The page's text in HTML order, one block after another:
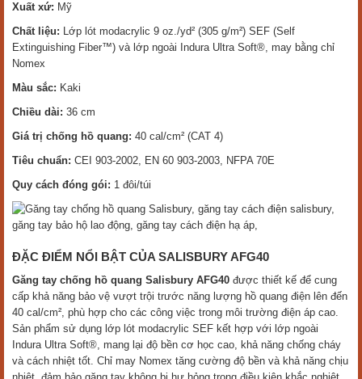
Xuất xứ: Mỹ
Chất liệu: Lớp lót modacrylic 9 oz./yd² (305 g/m²) SEF (Self
Extinguishing Fiber™) và lớp ngoài Indura Ultra Soft®, may bằng chỉ
Nomex
Màu sắc: Kaki
Chiều dài: 36 cm
Giá trị chống hồ quang: 40 cal/cm² (CAT 4)
Tiêu chuẩn: CEI 903-2002, EN 60 903-2003, NFPA 70E
Quy cách đóng gói: 1 đôi/túi
ĐẶC ĐIỂM NỔI BẬT CỦA SALISBURY AFG40
Găng tay chống hồ quang Salisbury AFG40 được thiết kế để cung
cấp khả năng bảo vệ vượt trội trước năng lượng hồ quang điện lên đến
40 cal/cm², phù hợp cho các công việc trong môi trường điện áp cao.
Sản phẩm sử dụng lớp lót modacrylic SEF kết hợp với lớp ngoài
Indura Ultra Soft®, mang lại độ bền cơ học cao, khả năng chống cháy
và cách nhiệt tốt. Chỉ may Nomex tăng cường độ bền và khả năng chịu